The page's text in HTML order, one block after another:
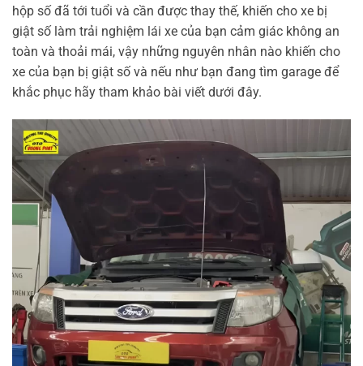
hộp số đã tới tuổi và cần được thay thế, khiến cho xe bị
giật số làm trải nghiệm lái xe của bạn cảm giác không an
toàn và thoải mái, vậy những nguyên nhân nào khiến cho
xe của bạn bị giật số và nếu như bạn đang tìm garage để
khắc phục hãy tham khảo bài viết dưới đây.